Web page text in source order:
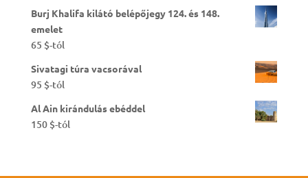
Burj Khalifa kilátó belépőjegy 124. és 148.
emelet
65 $-tól
Sivatagi túra vacsorával
95 $-tól
Al Ain kirándulás ebéddel
150 $-tól